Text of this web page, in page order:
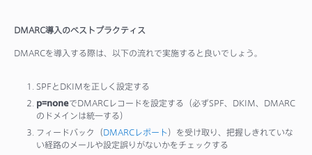
DMARC導入のベストプラクティス
DMARCを導入する際は、以下の流れで実施すると良いでしょう。
SPFとDKIMを正しく設定する
p=noneでDMARCレコードを設定する（必ずSPF、DKIM、DMARC
のドメインは統一する）
フィードバック（DMARCレポート）を受け取り、把握しきれていな
い経路のメールや設定誤りがないかをチェックする